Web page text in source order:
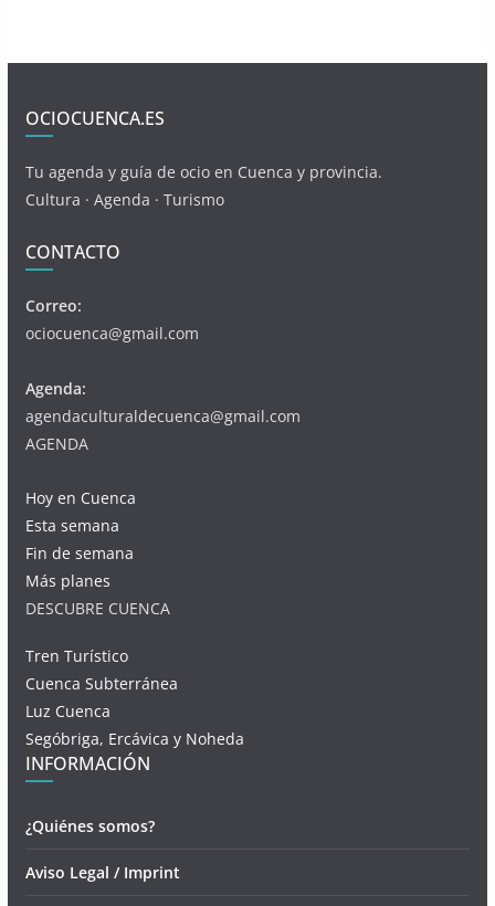
OCIOCUENCA.ES
Tu agenda y guía de ocio en Cuenca y provincia.
Cultura · Agenda · Turismo
CONTACTO
Correo:
ociocuenca@gmail.com
Agenda:
agendaculturaldecuenca@gmail.com
AGENDA
Hoy en Cuenca
Esta semana
Fin de semana
Más planes
DESCUBRE CUENCA
Tren Turístico
Cuenca Subterránea
Luz Cuenca
Segóbriga, Ercávica y Noheda
INFORMACIÓN
¿Quiénes somos?
Aviso Legal / Imprint